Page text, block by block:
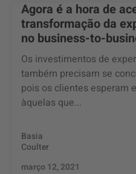
Agora é a hora de
transformação da
no business-to-
Os investimentos de
também precisam se
pois os clientes esperam
àquelas que...
Basia
Coulter
março 12, 2021